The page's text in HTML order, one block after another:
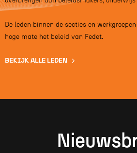
De leden binnen de secties en
hoge mate het beleid van Fedet.
BEKIJK ALLE LEDEN